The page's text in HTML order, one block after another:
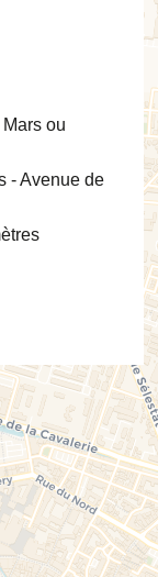
ou
- Avenue de